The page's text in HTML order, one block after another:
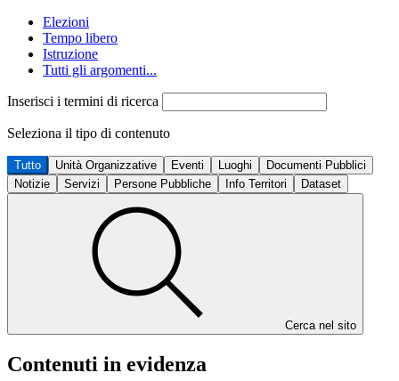
Elezioni
Tempo libero
Istruzione
Tutti gli argomenti...
Inserisci i termini di ricerca
Seleziona il tipo di contenuto
Tutto Unità Organizzative Eventi Luoghi
Documenti Pubblici
Notizie
Servizi Persone Pubbliche Info Territori Dataset
Cerca nel sito
Contenuti in evidenza